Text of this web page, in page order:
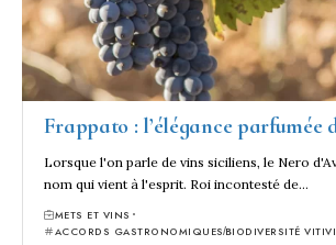
Frappato : l’élégance parfumée
Lorsque l'on parle de vins siciliens, le Nero
nom qui vient à l'esprit. Roi incontesté de…
METS ET VINS
ACCORDS GASTRONOMIQUESBIODIVERSITÉ